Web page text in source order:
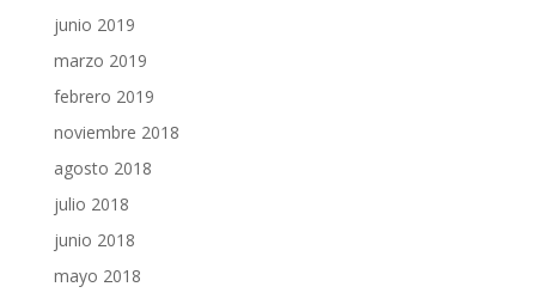
junio 2019
marzo 2019
febrero 2019
noviembre 2018
agosto 2018
julio 2018
junio 2018
mayo 2018